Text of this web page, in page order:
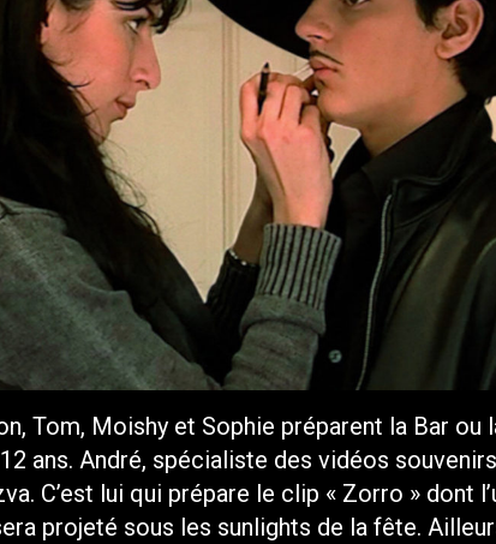
Tom, Moishy et Sophie préparent la Bar ou
ans. André, spécialiste des vidéos
C’est lui qui prépare le clip « Zorro » dont
projeté sous les sunlights de la fête.